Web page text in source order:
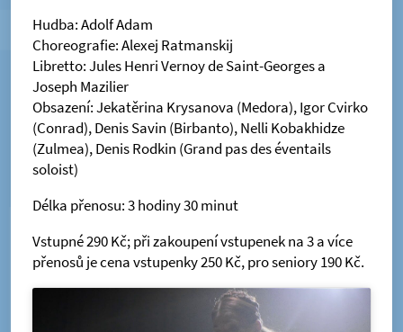
Hudba: Adolf Adam
Choreografie: Alexej Ratmanskij
Libretto: Jules Henri Vernoy de Saint-Georges a
Joseph Mazilier
Obsazení: Jekatěrina Krysanova (Medora), Igor Cvirko
(Conrad), Denis Savin (Birbanto), Nelli Kobakhidze
(Zulmea), Denis Rodkin (Grand pas des éventails
soloist)
Délka přenosu: 3 hodiny 30 minut
Vstupné 290 Kč; při zakoupení vstupenek na 3 a více
přenosů je cena vstupenky 250 Kč, pro seniory 190 Kč.